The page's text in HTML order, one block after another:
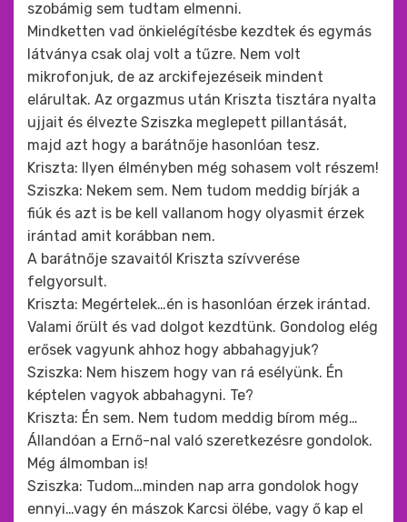
szobámig sem tudtam elmenni.
Mindketten vad önkielégítésbe kezdtek és egymás
látványa csak olaj volt a tűzre. Nem volt
mikrofonjuk, de az arckifejezéseik mindent
elárultak. Az orgazmus után Kriszta tisztára nyalta
ujjait és élvezte Sziszka meglepett pillantását,
majd azt hogy a barátnője hasonlóan tesz.
Kriszta: Ilyen élményben még sohasem volt részem!
Sziszka: Nekem sem. Nem tudom meddig bírják a
fiúk és azt is be kell vallanom hogy olyasmit érzek
irántad amit korábban nem.
A barátnője szavaitól Kriszta szívverése
felgyorsult.
Kriszta: Megértelek…én is hasonlóan érzek irántad.
Valami őrült és vad dolgot kezdtünk. Gondolog elég
erősek vagyunk ahhoz hogy abbahagyjuk?
Sziszka: Nem hiszem hogy van rá esélyünk. Én
képtelen vagyok abbahagyni. Te?
Kriszta: Én sem. Nem tudom meddig bírom még…
Állandóan a Ernő-nal való szeretkezésre gondolok.
Még álmomban is!
Sziszka: Tudom…minden nap arra gondolok hogy
ennyi…vagy én mászok Karcsi ölébe, vagy ő kap el